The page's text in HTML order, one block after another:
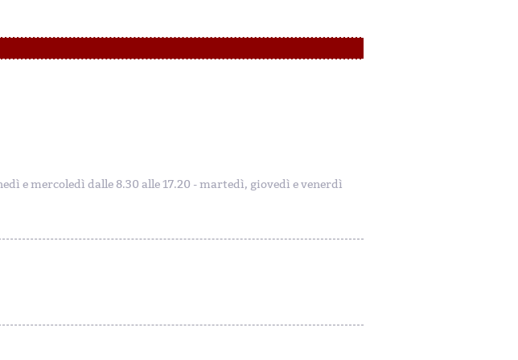
e mercoledì dalle 8.30 alle 17.20 - martedì, giovedì e venerdì